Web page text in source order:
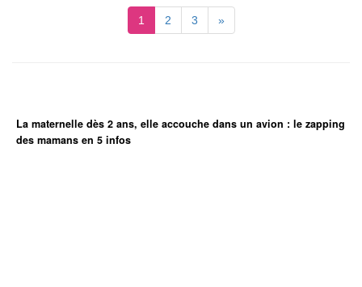
1 2 3 »
La maternelle dès 2 ans, elle accouche dans un avion : le zapping
des mamans en 5 infos